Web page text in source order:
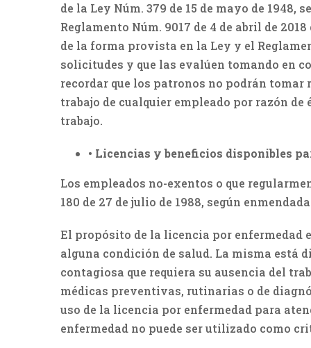
de la Ley Núm. 379 de 15 de mayo de
Reglamento Núm. 9017 de 4 de abril de
de la forma provista en la Ley y el
solicitudes y que las evalúen tomando en
recordar que los patronos no podrán tomar
trabajo de cualquier empleado por razón
trabajo.
• Licencias y beneficios disponibles
Los empleados no-exentos o que
180 de 27 de julio de 1988, según
El propósito de la licencia por enfermedad
alguna condición de salud. La misma está
contagiosa que requiera su ausencia del
médicas preventivas, rutinarias o de
uso de la licencia por enfermedad para
enfermedad no puede ser utilizado como